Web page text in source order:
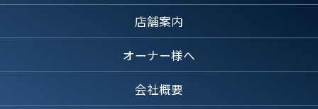
店舗案内
オーナー様へ
会社概要